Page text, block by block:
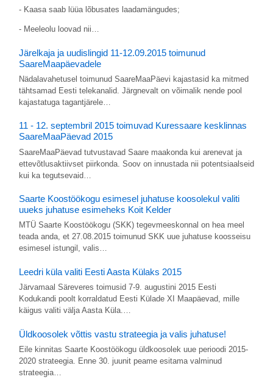
- Kaasa saab lüüa lõbusates laadamängudes;
- Meeleolu loovad nii…
Järelkaja ja uudislingid 11-12.09.2015 toimunud
SaareMaapäevadele
Nädalavahetusel toimunud SaareMaaPäevi kajastasid ka mitmed
tähtsamad Eesti telekanalid. Järgnevalt on võimalik nende pool
kajastatuga tagantjärele…
11 - 12. septembril 2015 toimuvad Kuressaare kesklinnas
SaareMaaPäevad 2015
SaareMaaPäevad tutvustavad Saare maakonda kui arenevat ja
ettevõtlusaktiivset piirkonda. Soov on innustada nii potentsiaalseid
kui ka tegutsevaid…
Saarte Koostöökogu esimesel juhatuse koosolekul valiti
uueks juhatuse esimeheks Koit Kelder
MTÜ Saarte Koostöökogu (SKK) tegevmeeskonnal on hea meel
teada anda, et 27.08.2015 toimunud SKK uue juhatuse koosseisu
esimesel istungil, valis…
Leedri küla valiti Eesti Aasta Külaks 2015
Järvamaal Säreveres toimusid 7-9. augustini 2015 Eesti
Kodukandi poolt korraldatud Eesti Külade XI Maapäevad, mille
käigus valiti välja Aasta Küla.…
Üldkoosolek võttis vastu strateegia ja valis juhatuse!
Eile kinnitas Saarte Koostöökogu üldkoosolek uue perioodi 2015-
2020 strateegia. Enne 30. juunit peame esitama valminud
strateegia…